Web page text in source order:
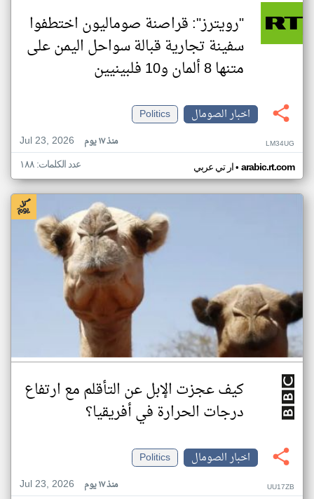
"رويترز": قراصنة صوماليون اختطفوا
سفينة تجارية قبالة سواحل اليمن على
متنها 8 ألمان و10 فلبينيين
اخبار الصومال
Politics
Jul 23, 2026
منذ ١٧ يوم LM34UG
ار تي عربي• arabic.rt.com عدد الكلمات: ١٨٨
كيف عجزت الإبل عن التأقلم مع ارتفاع
درجات الحرارة في أفريقيا؟
اخبار الصومال
Politics
Jul 23, 2026
منذ ١٧ يوم UU17ZB